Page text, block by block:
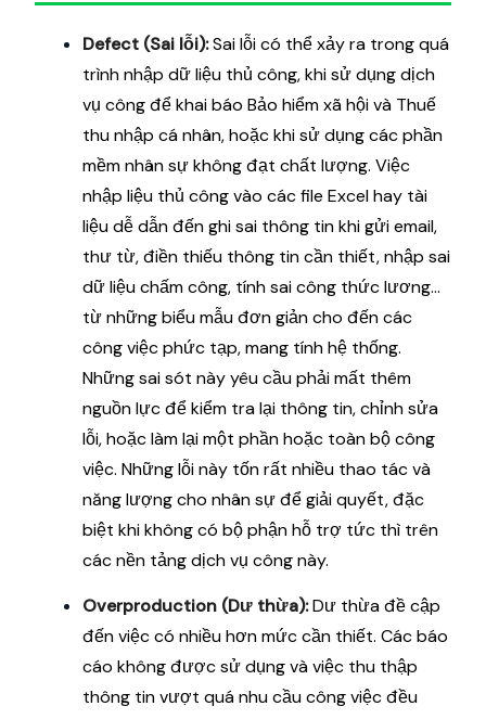
Defect (Sai lỗi):Sai lỗi có thể xảy ra trong quá
trình nhập dữ liệu thủ công, khi sử dụng dịch
vụ công để khai báo Bảo hiểm xã hội và Thuế
thu nhập cá nhân, hoặc khi sử dụng các phần
mềm nhân sự không đạt chất lượng. Việc
nhập liệu thủ công vào các file Excel hay tài
liệu dễ dẫn đến ghi sai thông tin khi gửi email,
thư từ, điền thiếu thông tin cần thiết, nhập sai
dữ liệu chấm công, tính sai công thức lương…
từ những biểu mẫu đơn giản cho đến các
công việc phức tạp, mang tính hệ thống.
Những sai sót này yêu cầu phải mất thêm
nguồn lực để kiểm tra lại thông tin, chỉnh sửa
lỗi, hoặc làm lại một phần hoặc toàn bộ công
việc. Những lỗi này tốn rất nhiều thao tác và
năng lượng cho nhân sự để giải quyết, đặc
biệt khi không có bộ phận hỗ trợ tức thì trên
các nền tảng dịch vụ công này.
Overproduction (Dư thừa):Dư thừa đề cập
đến việc có nhiều hơn mức cần thiết. Các báo
cáo không được sử dụng và việc thu thập
thông tin vượt quá nhu cầu công việc đều